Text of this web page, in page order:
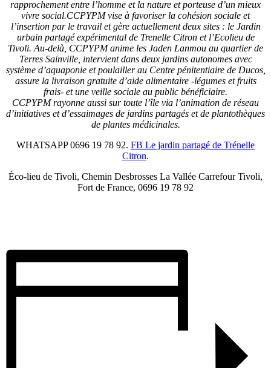
rapprochement entre l’homme et la nature et porteuse d’un mieux
vivre social.CCPYPM vise à favoriser la cohésion sociale et
l’insertion par le travail et gère actuellement deux sites : le Jardin
urbain partagé expérimental de Trenelle Citron et l’Ecolieu de
Tivoli. Au-delà, CCPYPM anime les Jaden Lanmou au quartier de
Terres Sainville, intervient dans deux jardins autonomes avec
système d’aquaponie et poulailler au Centre pénitentiaire de Ducos,
assure la livraison gratuite d’aide alimentaire -légumes et fruits
frais- et une veille sociale au public bénéficiaire.
CCPYPM rayonne aussi sur toute l’île via l’animation de réseau
d’initiatives et d’essaimages de jardins partagés et de plantothèques
de plantes médicinales.
WHATSAPP 0696 19 78 92. FB Le jardin partagé de Trénelle
Citron.
Éco-lieu de Tivoli, Chemin Desbrosses La Vallée Carrefour Tivoli,
Fort de France, 0696 19 78 92